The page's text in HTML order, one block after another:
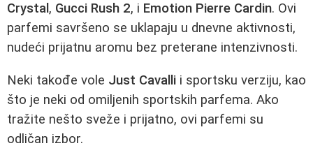
Crystal , Gucci Rush 2, i Emotion Pierre Cardin. Ovi
parfemi savršeno se uklapaju u dnevne aktivnosti,
nudeći prijatnu aromu bez preterane intenzivnosti.
Neki takođe vole Just Cavalli i sportsku verziju, kao
što je neki od omiljenih sportskih parfema. Ako
tražite nešto sveže i prijatno, ovi parfemi su
odličan izbor.